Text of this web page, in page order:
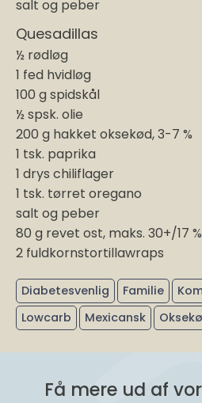
salt og peber
Quesadillas
½ rødløg
1 fed hvidløg
100 g spidskål
½ spsk. olie
200 g hakket oksekød, 3-7 %
1 tsk. paprika
1 drys chiliflager
1 tsk. tørret oregano
salt og peber
80 g revet ost, maks. 30+/17 %
2 fuldkornstortillawraps
Diabetesvenlig Familie
Lowcarb
Mexicansk
Få mere ud af